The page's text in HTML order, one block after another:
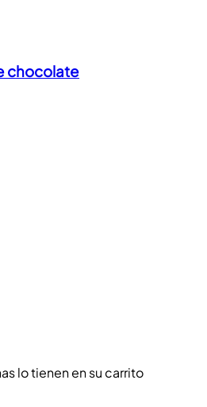
chocolate
lo tienen en su carrito